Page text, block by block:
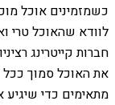
כשמזמינים אוכל
לוודא שהאוכל טרי
חברות קייטרינג
את האוכל סמוך ככל
מתאימים כדי שיגיע